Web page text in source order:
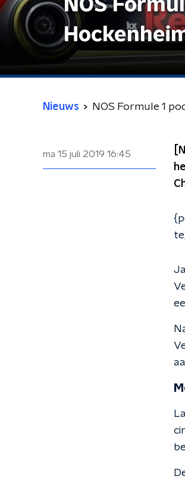
NOS
Nieuws NOS Formule 1
ma 15 juli 2019 16:45